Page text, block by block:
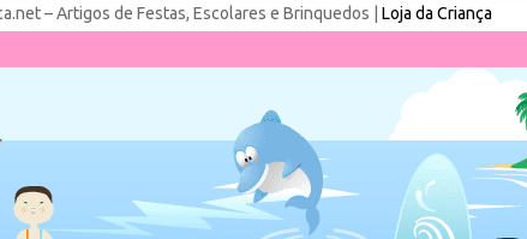
– Artigos de Festas, Escolares e Brinquedos | Loja da Criança